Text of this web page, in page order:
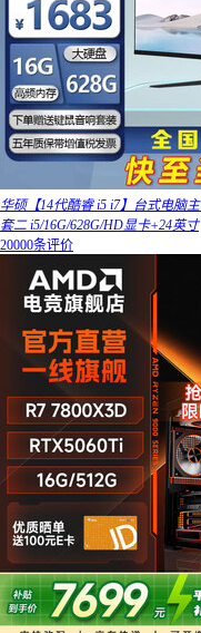
华硕【14代酷睿 i5 i7】台式电脑
套二 i5/16G/628G/HD显卡+24英寸
20000条评价